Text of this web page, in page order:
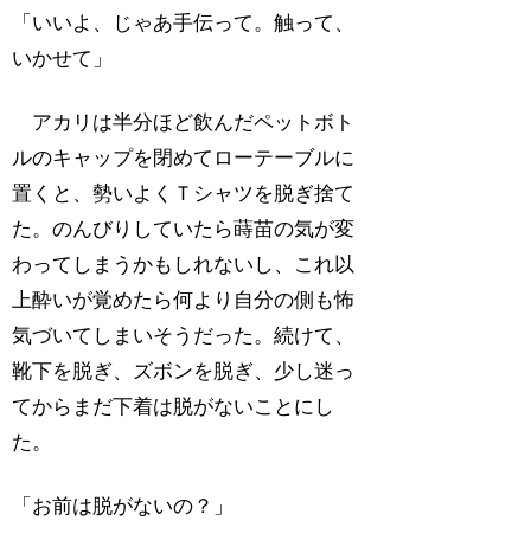
「いいよ、じゃあ手伝って。触って、
いかせて」
アカリは半分ほど飲んだペットボト
ルのキャップを閉めてローテーブルに
置くと、勢いよくＴシャツを脱ぎ捨て
た。のんびりしていたら蒔苗の気が変
わってしまうかもしれないし、これ以
上酔いが覚めたら何より自分の側も怖
気づいてしまいそうだった。続けて、
靴下を脱ぎ、ズボンを脱ぎ、少し迷っ
てからまだ下着は脱がないことにし
た。
「お前は脱がないの？」